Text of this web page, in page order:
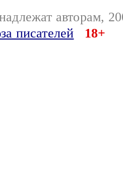
авторам,
писателей
18+